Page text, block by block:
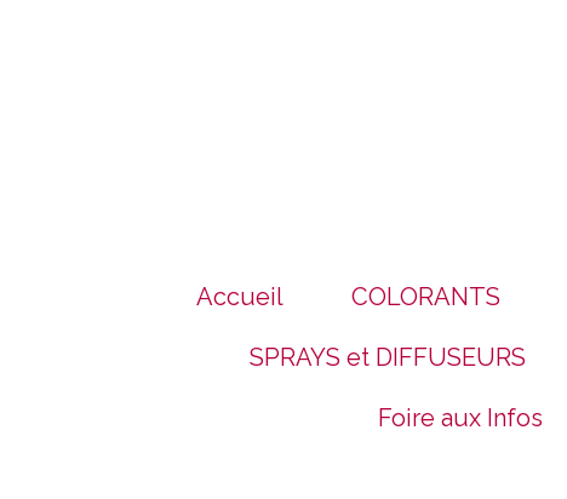
Accueil COLORANTS
SPRAYS et DIFFUSEURS
Foire aux Infos